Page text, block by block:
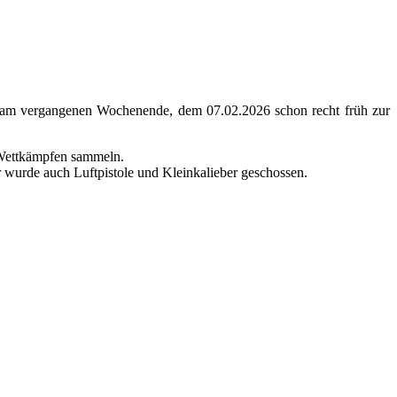
vergangenen Wochenende, dem 07.02.2026 schon recht früh zur
sammeln.
auch Luftpistole und Kleinkalieber geschossen.